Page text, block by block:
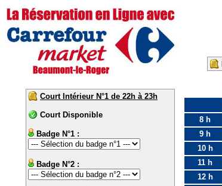
Court Intérieur N°1 de 22h à 23h
Court Disponible
Badge N°1 :
Badge N°2 :
8 h
9 h
10 h
11 h
12 h